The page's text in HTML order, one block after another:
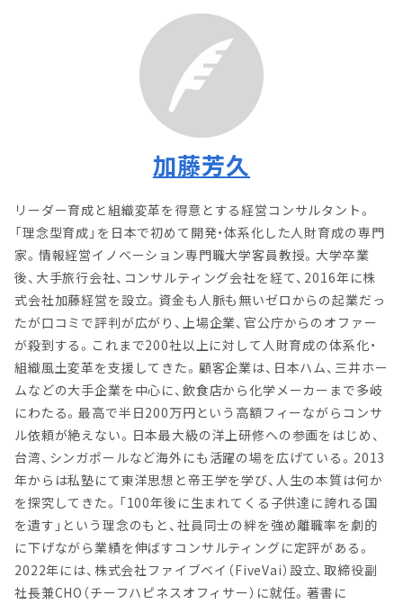
加藤芳久
リーダー育成と組織変革を得意とする経営コンサルタント。
「理念型育成」を日本で初めて開発・体系化した人財育成の専門
家。情報経営イノベーション専門職大学客員教授。大学卒業
後、大手旅行会社、コンサルティング会社を経て、2016年に株
式会社加藤経営を設立。資金も人脈も無いゼロからの起業だっ
たが口コミで評判が広がり、上場企業、官公庁からのオファー
が殺到する。これまで200社以上に対して人財育成の体系化・
組織風土変革を支援してきた。顧客企業は、日本ハム、三井ホー
ムなどの大手企業を中心に、飲食店から化学メーカーまで多岐
にわたる。最高で半日200万円という高額フィーながらコンサ
ル依頼が絶えない。日本最大級の洋上研修への参画をはじめ、
台湾、シンガポールなど海外にも活躍の場を広げている。2013
年からは私塾にて東洋思想と帝王学を学び、人生の本質は何か
を探究してきた。「100年後に生まれてくる子供達に誇れる国
を遺す」という理念のもと、社員同士の絆を強め離職率を劇的
に下げながら業績を伸ばすコンサルティングに定評がある。
2022年には、株式会社ファイブベイ（FiveVai）設立、取締役副
社長兼CHO（チーフハピネスオフィサー）に就任。著書に